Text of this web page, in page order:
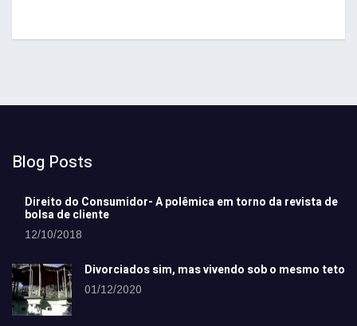
Blog Posts
Direito do Consumidor- A polêmica em torno da revista de
bolsa de cliente
12/10/2018
Divorciados sim, mas vivendo sob o mesmo teto
01/12/2020